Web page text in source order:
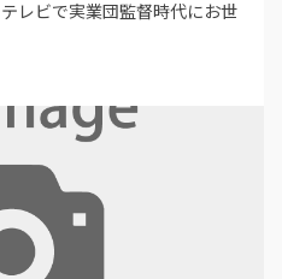
レビで実業団監督時代にお世